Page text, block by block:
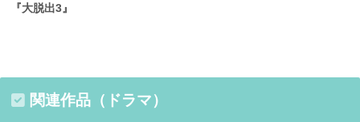
『大脱出3』
関連作品（ドラマ）